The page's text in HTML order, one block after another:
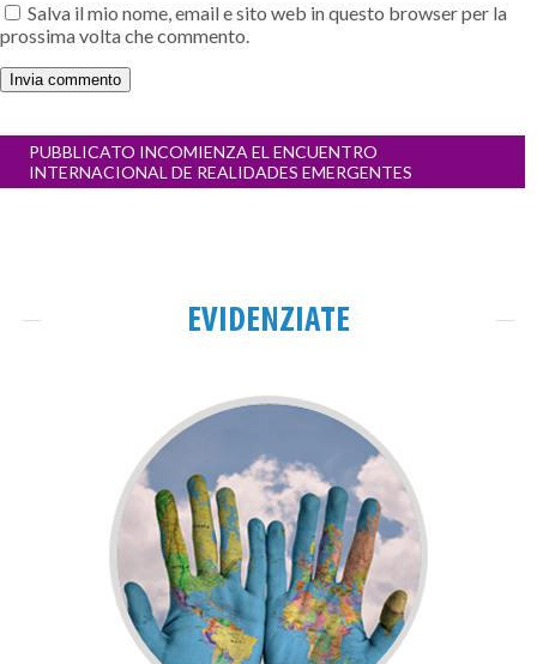
Salva il mio nome, email e sito web in questo browser per la
prossima volta che commento.
Navigazione
articoli
PUBBLICATO INCOMIENZA EL ENCUENTRO
INTERNACIONAL DE REALIDADES EMERGENTES
EVIDENZIATE